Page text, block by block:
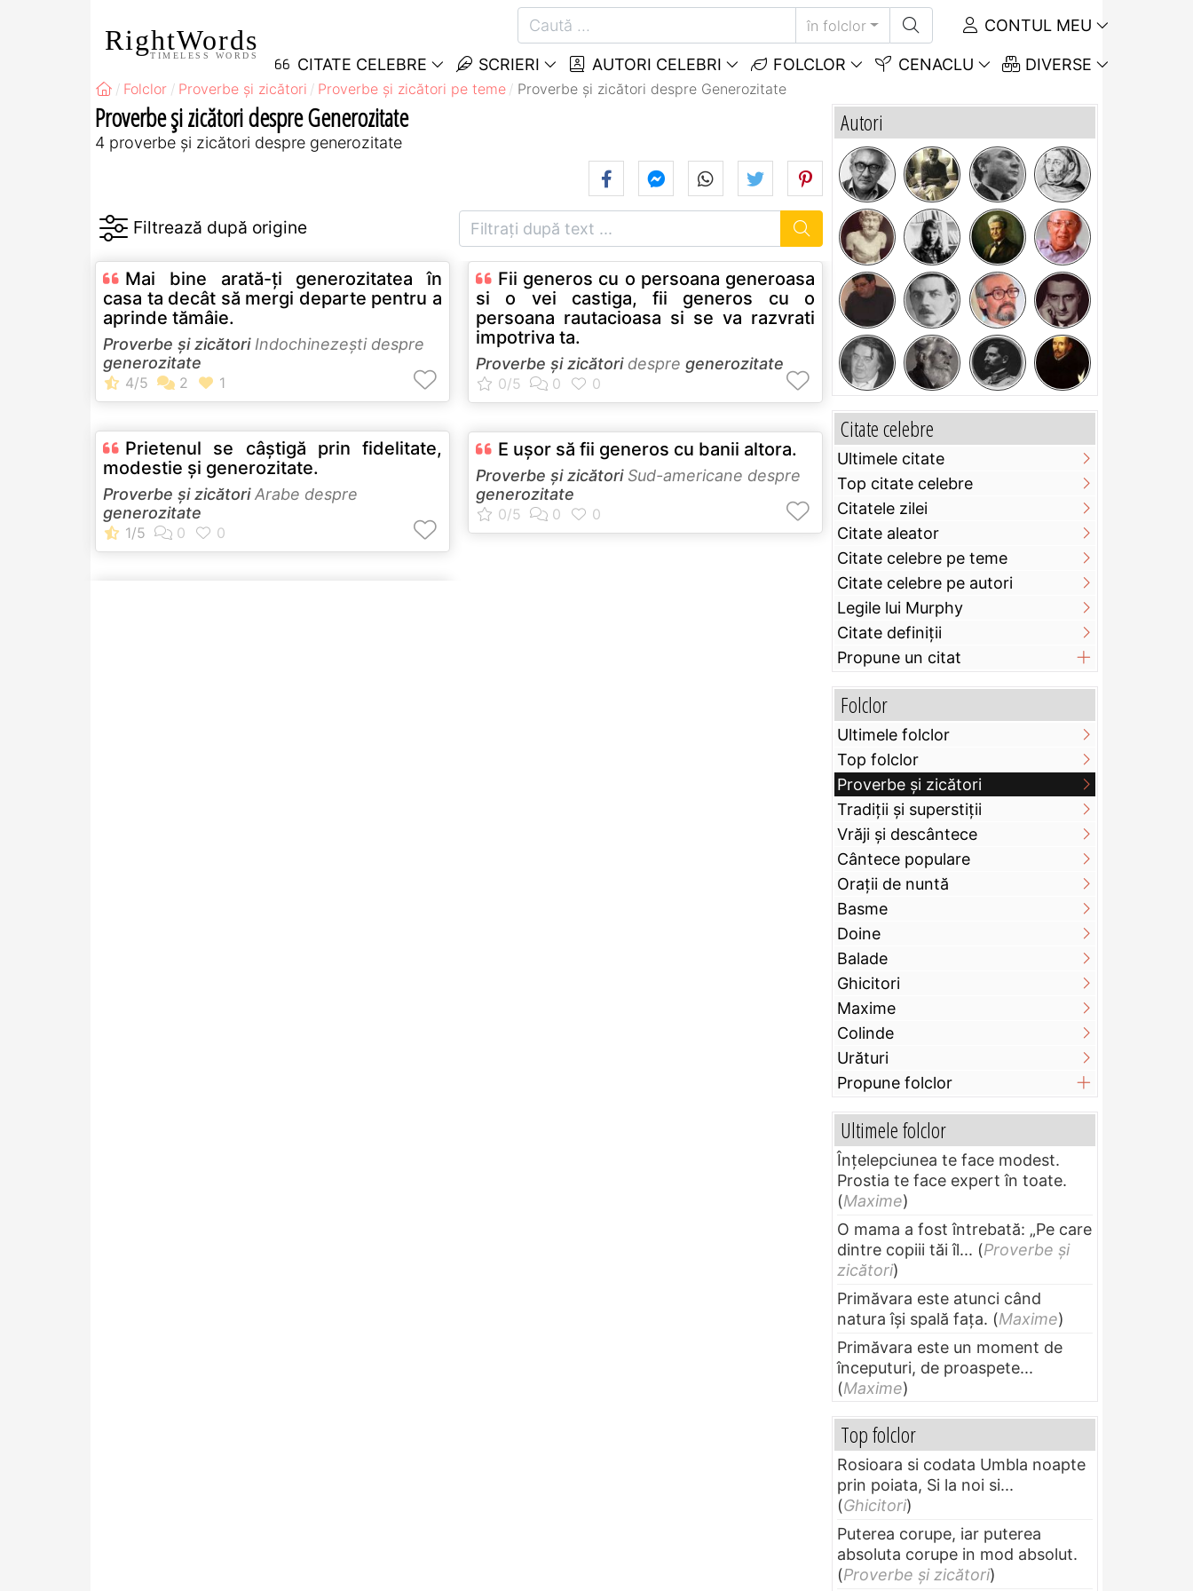
RightWords
TIMELESS WORDS
în folclor CONTUL MEU
CITATE CELEBRE SCRIERI AUTORI CELEBRI FOLCLOR CENACLU DIVERSE
Folclor Proverbe și zicători Proverbe și zicători pe teme Proverbe și zicători despre Generozitate
Proverbe și zicători despre Generozitate
4 proverbe și zicători despre generozitate
Mai bine arată-ţi generozitatea în
casa ta decât să mergi departe pentru a
aprinde tămâie.
Proverbe și zicătoriIndochinezeşti despre
generozitate
Prietenul se câştigă prin fidelitate,
modestie şi generozitate.
Proverbe și zicătoriArabe despre
generozitate
Fii generos cu o persoana generoasa
si o vei castiga, fii generos cu o
persoana rautacioasa si se va razvrati
impotriva ta.
Proverbe și zicătoridespre generozitate
E uşor să fii generos cu banii altora.
Proverbe și zicătoriSud-americane despre
generozitate
Autori
Citate celebre
Ultimele citate
Top citate celebre
Citatele zilei
Citate aleator
Citate celebre pe teme
Citate celebre pe autori
Legile lui Murphy
Citate definiţii
Propune un citat
Folclor
Ultimele folclor
Top folclor
Proverbe și zicători
Tradiții și superstiții
Vrăji și descântece
Cântece populare
Orații de nuntă
Basme
Doine
Balade
Ghicitori
Maxime
Colinde
Urături
Propune folclor
Ultimele folclor
Înțelepciunea te face modest.
Prostia te face expert în toate.
(Maxime)
O mama a fost întrebată: „Pe care
dintre copiii tăi îl... (Proverbe și
zicători)
Primăvara este atunci când
natura își spală fața. (Maxime)
Primăvara este un moment de
începuturi, de proaspete...
(Maxime)
Top folclor
Rosioara si codata Umbla noapte
prin poiata, Si la noi si...
(Ghicitori)
Puterea corupe, iar puterea
absoluta corupe in mod absolut.
(Proverbe și zicători)